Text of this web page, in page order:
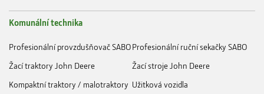
Komunální technika
Profesionální provzdušňovač SABOProfesionální ruční sekačky SABO
Žací traktory John Deere
Žací stroje John Deere
Kompaktní traktory / malotraktory Užitková vozidla